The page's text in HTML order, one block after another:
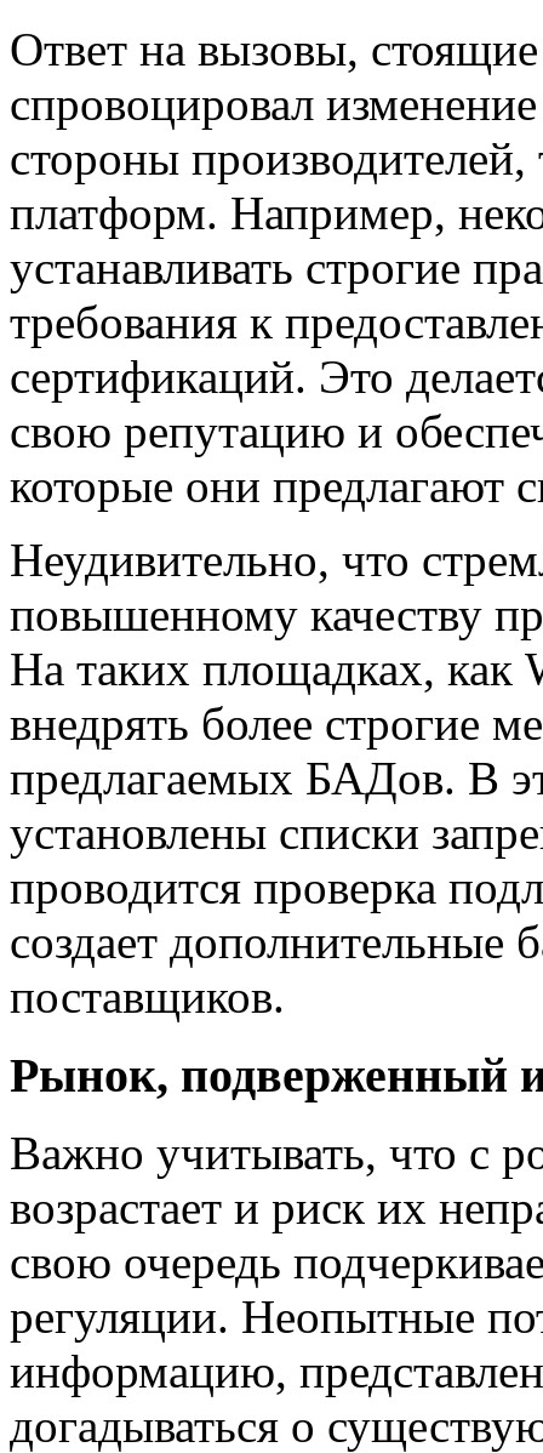
Ответ на вызовы,
спровоцировал
стороны
платформ. Например,
устанавливать строгие
требования к
сертификаций. Это
свою репутацию и
которые они предлагают
Неудивительно, что
повышенному качеству
На таких площадках, как
внедрять более строгие
предлагаемых БАДов. В
установлены списки
проводится проверка
создает дополнительные
поставщиков.
Рынок, подверженный
Важно учитывать, что с
возрастает и риск их
свою очередь
регуляции. Неопытные
информацию,
догадываться о